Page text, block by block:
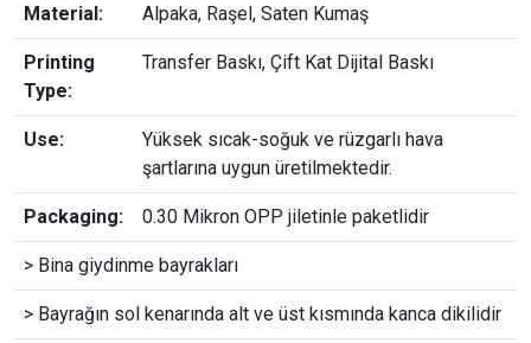
Material: Alpaka, Raşel, Saten Kumaş
Printing
Type:
Transfer Baskı, Çift Kat Dijital Baskı
Use:
Yüksek sıcak-soğuk ve rüzgarlı hava
şartlarına uygun üretilmektedir.
Packaging: 0.30 Mikron OPP jiletinle paketlidir
> Bina giydinme bayrakları
> Bayrağın sol kenarında alt ve üst kısmında kanca dikilidir